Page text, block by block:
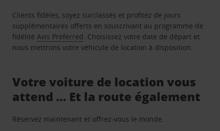
Clients fidèles, soyez surclassés et profitez de jours
supplémentaires offerts en souscrivant au programme de
fidélitéAvis Preferred. Choisissez votre date de départ et
nous mettrons votre véhicule de location à disposition.
Votre voiture de location vous
attend … Et la route également
Réservez maintenant et offrez-vous le monde.